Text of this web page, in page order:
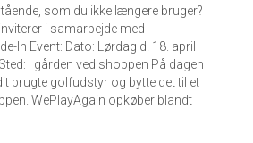
som du ikke længere bruger?
i samarbejde med
In Event: Dato: Lørdag d. 18. april
I gården ved shoppen På dagen
brugte golfudstyr og bytte det til et
WePlayAgain opkøber blandt